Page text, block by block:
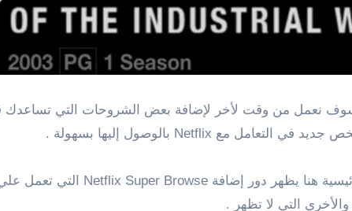
سوف نعمل من وقت لأخر لإضافة بعض الشروحات التي تساعدك
جديد في التعامل مع Netflix بالوصول إليها بسهولة .
هنا يظهر دور إضافة Netflix Super Browse التي تعمل
التي لا تظهر .